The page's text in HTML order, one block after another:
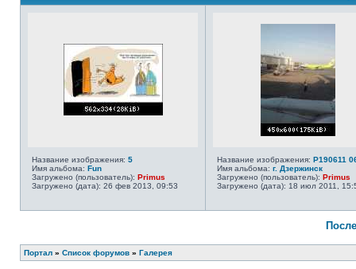
Название изображения: 5
Имя альбома: Fun
Загружено (пользователь): Primus
Загружено (дата): 26 фев 2013, 09:53
Название изображения: P190611
Имя альбома: г. Дзержинск
Загружено (пользователь): Primus
Загружено (дата): 18 июл 2011,
Портал » Список форумов » Галерея